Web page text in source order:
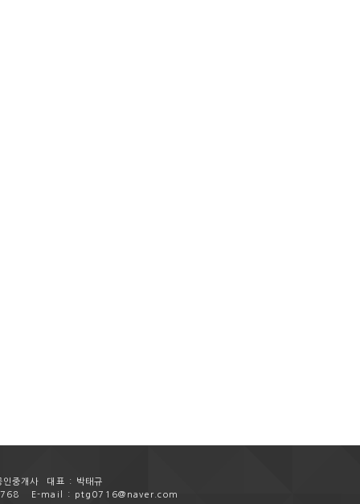
중개사
대표 : 박태규
E-mail : ptg0716@naver.com